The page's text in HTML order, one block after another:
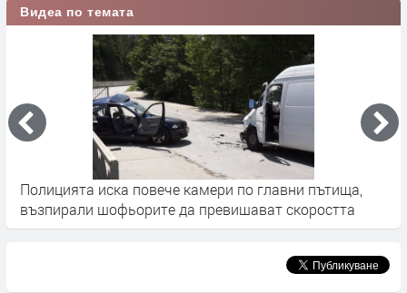
Видеа по темата
по главни пътища,
превишават скоростта
84 камери предават
време